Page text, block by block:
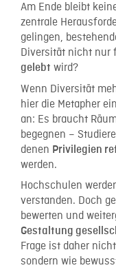
Am Ende bleibt
zentrale
gelingen,
Diversität nicht nur
gelebt wird?
Wenn Diversität
hier die Metapher
an: Es braucht
begegnen –
denen Privilegien
werden.
Hochschulen
verstanden. Doch
bewerten und
Gestaltung
Frage ist daher
sondern wie